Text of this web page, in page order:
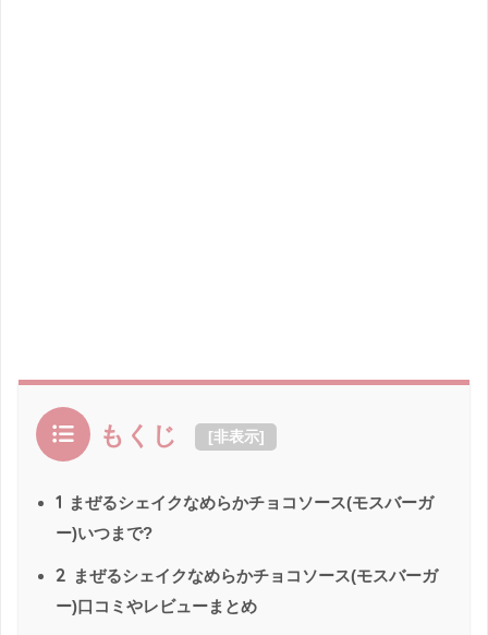
もくじ [非表示]
1 まぜるシェイクなめらかチョコソース(モスバーガ
ー)いつまで?
2 まぜるシェイクなめらかチョコソース(モスバーガ
ー)口コミやレビューまとめ